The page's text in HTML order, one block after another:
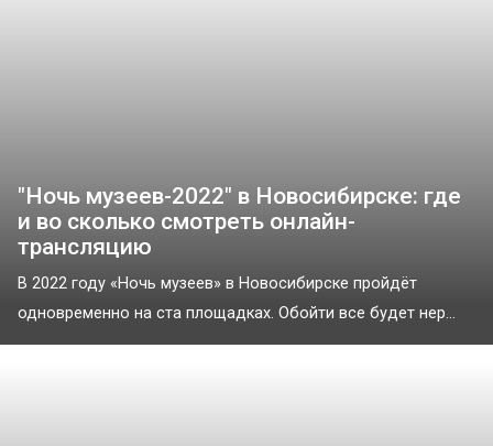
"Ночь музеев-2022" в Новосибирске: где
и во сколько смотреть онлайн-
трансляцию
В 2022 году «Ночь музеев» в Новосибирске пройдёт
одновременно на ста площадках. Обойти все будет нер...